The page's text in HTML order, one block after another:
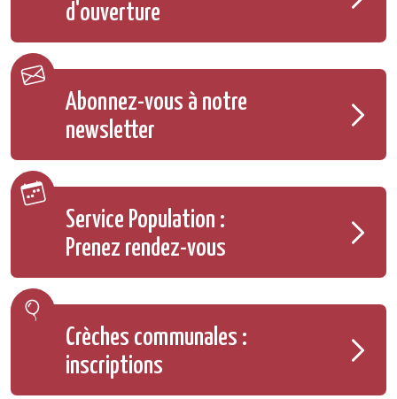
d'ouverture
Abonnez-vous à notre
newsletter
Service Population :
Prenez rendez-vous
Crèches communales :
inscriptions